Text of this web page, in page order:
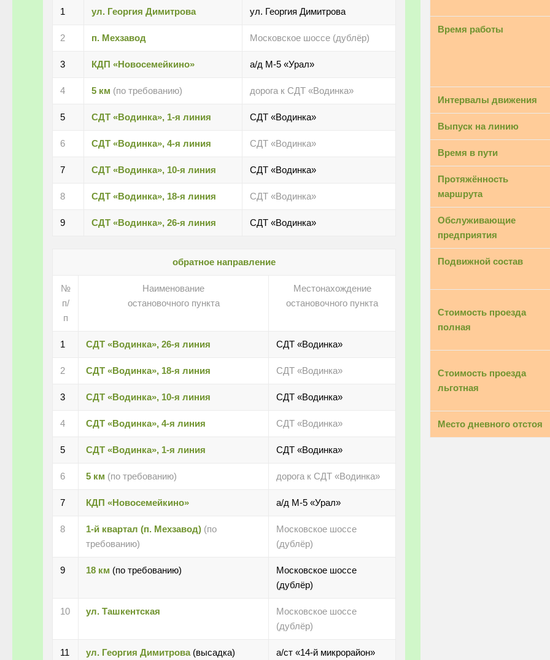
1 ул. Георгия Димитрова ул. Георгия Димитрова
2 п. Мехзавод Московское шоссе (дублёр)
3 КДП «Новосемейкино» а/д М-5 «Урал»
4 5 км (по требованию) дорога к СДТ «Водинка»
5 СДТ «Водинка», 1-я линия СДТ «Водинка»
6 СДТ «Водинка», 4-я линия СДТ «Водинка»
7 СДТ «Водинка», 10-я линия СДТ «Водинка»
8 СДТ «Водинка», 18-я линия СДТ «Водинка»
9 СДТ «Водинка», 26-я линия СДТ «Водинка»
обратное направление
№
п/
п
Наименование
остановочного пункта
Местонахождение
остановочного пункта
1 СДТ «Водинка», 26-я линия СДТ «Водинка»
2 СДТ «Водинка», 18-я линия СДТ «Водинка»
3 СДТ «Водинка», 10-я линия СДТ «Водинка»
4 СДТ «Водинка», 4-я линия СДТ «Водинка»
5 СДТ «Водинка», 1-я линия СДТ «Водинка»
6 5 км (по требованию) дорога к СДТ «Водинка»
7 КДП «Новосемейкино» а/д М-5 «Урал»
8 1-й квартал (п. Мехзавод) (по
требованию)
Московское шоссе
(дублёр)
9 18 км (по требованию)
Московское шоссе
(дублёр)
10 ул. Ташкентская
Московское шоссе
(дублёр)
11 ул. Георгия Димитрова(высадка) а/ст «14-й микрорайон»
Время работы
Интервалы движения
Выпуск на линию
Время в пути
Протяжённость
маршрута
Обслуживающие
предприятия
Подвижной состав
Стоимость проезда
полная
Стоимость проезда
льготная
Место дневного отстоя